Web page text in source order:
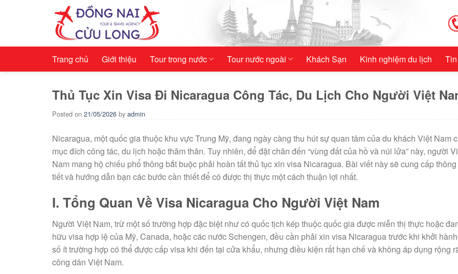
Trang chủ Giới thiệu Tour trong nước Tour nước ngoài Khách Sạn Kinh nghiệm du lịch
Thủ Tục Xin Visa Đi Nicaragua Công Tác, Du Lịch Cho Người Việt
Posted on 21/05/2026 by admin
Nicaragua, một quốc gia thuộc khu vực Trung Mỹ, đang ngày càng thu hút sự quan tâm của du khách Việt Nam
mục đích công tác, du lịch hoặc thăm thân. Tuy nhiên, để đặt chân đến “vùng đất của hồ và núi lửa” này, người
Nam mang hộ chiếu phổ thông bắt buộc phải hoàn tất thủ tục xin visa Nicaragua. Bài viết này sẽ cung cấp
tiết và hướng dẫn bạn các bước cần thiết để có được thị thực một cách thuận lợi nhất.
I. Tổng Quan Về Visa Nicaragua Cho Người Việt Nam
Người Việt Nam, trừ một số trường hợp đặc biệt như có quốc tịch kép thuộc quốc gia được miễn thị thực hoặc
hữu visa hợp lệ của Mỹ, Canada, hoặc các nước Schengen, đều cần phải xin visa Nicaragua trước khi khởi
số ít trường hợp có thể được cấp visa khi đến tại cửa khẩu, nhưng điều kiện rất hạn chế và không áp dụng rộng
công dân Việt Nam.